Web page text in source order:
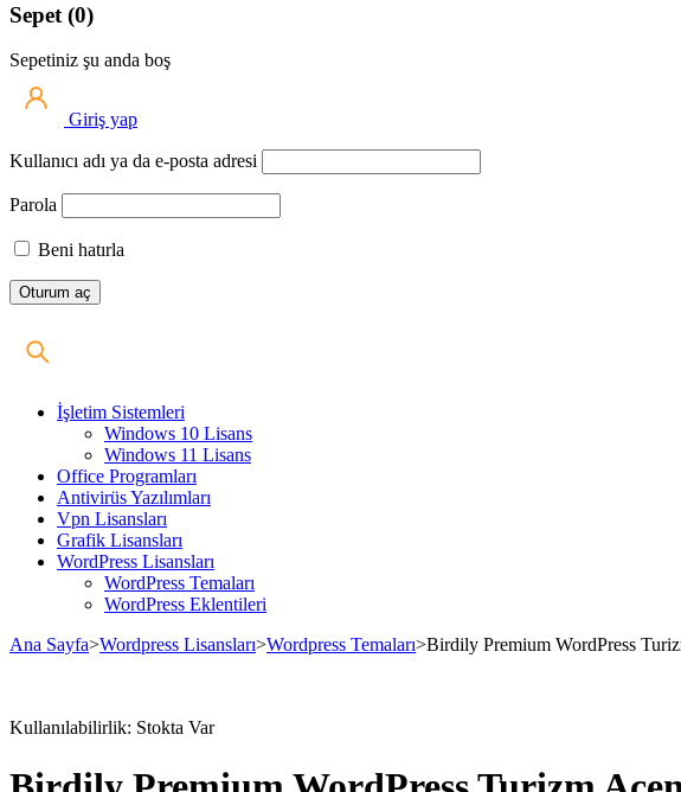
Sepet (0)
Sepetiniz şu anda boş
Giriş yap
Kullanıcı adı ya da e-posta adresi
Parola
Beni hatırla
İşletim Sistemleri
Windows 10 Lisans
Windows 11 Lisans
Office Programları
Antivirüs Yazılımları
Vpn Lisansları
Grafik Lisansları
WordPress Lisansları
WordPress Temaları
WordPress Eklentileri
Ana Sayfa>Wordpress Lisansları>Wordpress Temaları>Birdily Premium WordPress
Kullanılabilirlik: Stokta Var